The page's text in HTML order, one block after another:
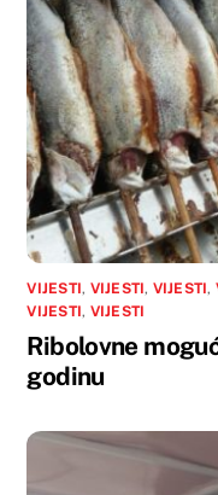
VIJESTI, VIJESTI, VIJESTI,
VIJESTI, VIJESTI
Ribolovne
godinu